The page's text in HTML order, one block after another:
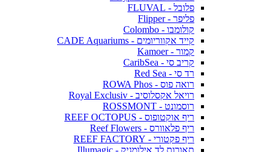
פלובל - FLUVAL
פליפר - Flipper
קולומבו - Colombo
קייד אקווריומים - CADE Aquariums
קמור - Kamoer
קריב סי - CaribSea
רד סי - Red Sea
רואה פוס - ROWA Phos
רויאל אקסלוסיב - Royal Exclusiv
רוסמונט - ROSSMONT
ריף אוקטופוס - REEF OCTOPUS
ריף פלאוורס - Reef Flowers
ריף פקטורי - REEF FACTORY
תאורות לד אילומגיק - Illumagic